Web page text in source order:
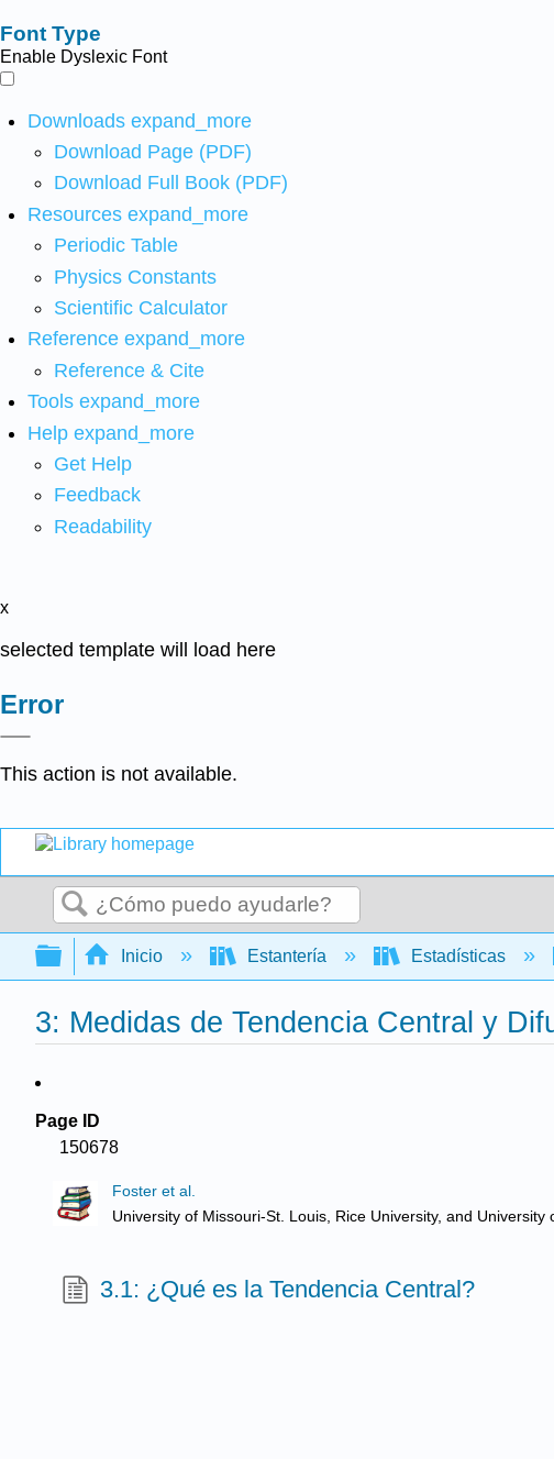
Font Type
Enable Dyslexic Font
Downloads expand_more
Download Page (PDF)
Download Full Book (PDF)
Resources expand_more
Periodic Table
Physics Constants
Scientific Calculator
Reference expand_more
Reference & Cite
Tools expand_more
Help expand_more
Get Help
Feedback
Readability
x
selected template will load here
Error
This action is not available.
Buscar
Expandir/contraer jerarquía global
Inicio Estantería Estadísticas
3: Medidas de Tendencia Central y
Page ID
150678
Foster et al.
University of Missouri-St. Louis, Rice University, and
3.1: ¿Qué es la Tendencia Central?